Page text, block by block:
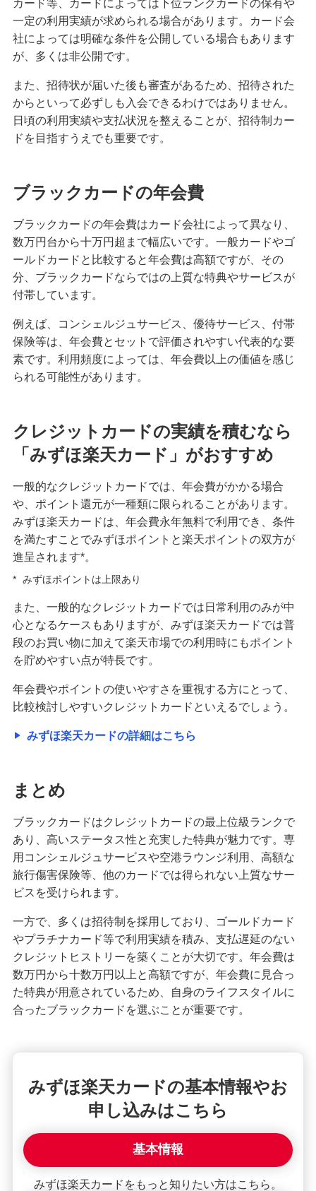
困ったときは・よくあるご質問
みずほ銀行について
カード等、カードによっては下位ランクカードの保有や
一定の利用実績が求められる場合があります。カード会
社によっては明確な条件を公開している場合もあります
が、多くは非公開です。
また、招待状が届いた後も審査があるため、招待された
からといって必ずしも入会できるわけではありません。
日頃の利用実績や支払状況を整えることが、招待制カー
ドを目指すうえでも重要です。
ブラックカードの年会費
ブラックカードの年会費はカード会社によって異なり、
数万円台から十万円超まで幅広いです。一般カードやゴ
ールドカードと比較すると年会費は高額ですが、その
分、ブラックカードならではの上質な特典やサービスが
付帯しています。
例えば、コンシェルジュサービス、優待サービス、付帯
保険等は、年会費とセットで評価されやすい代表的な要
素です。利用頻度によっては、年会費以上の価値を感じ
られる可能性があります。
クレジットカードの実績を積むなら
「みずほ楽天カード」がおすすめ
一般的なクレジットカードでは、年会費がかかる場合
や、ポイント還元が一種類に限られることがあります。
みずほ楽天カードは、年会費永年無料で利用でき、条件
を満たすことでみずほポイントと楽天ポイントの双方が
進呈されます*。
* みずほポイントは上限あり
また、一般的なクレジットカードでは日常利用のみが中
心となるケースもありますが、みずほ楽天カードでは普
段のお買い物に加えて楽天市場での利用時にもポイント
を貯めやすい点が特長です。
年会費やポイントの使いやすさを重視する方にとって、
比較検討しやすいクレジットカードといえるでしょう。
みずほ楽天カードの詳細はこちら
まとめ
ブラックカードはクレジットカードの最上位級ランクで
あり、高いステータス性と充実した特典が魅力です。専
用コンシェルジュサービスや空港ラウンジ利用、高額な
旅行傷害保険等、他のカードでは得られない上質なサー
ビスを受けられます。
一方で、多くは招待制を採用しており、ゴールドカード
やプラチナカード等で利用実績を積み、支払遅延のない
クレジットヒストリーを築くことが大切です。年会費は
数万円から十数万円以上と高額ですが、年会費に見合っ
た特典が用意されているため、自身のライフスタイルに
合ったブラックカードを選ぶことが重要です。
みずほ楽天カードの基本情報やお
申し込みはこちら
基本情報
みずほ楽天カードをもっと知りたい方はこちら。